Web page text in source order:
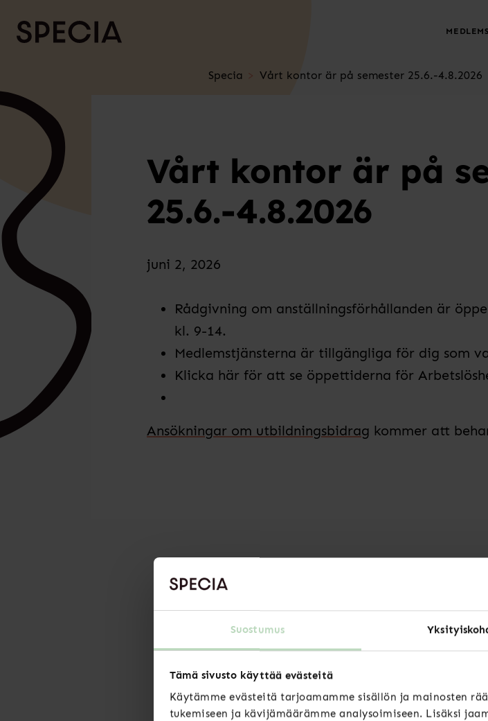
Suostumus
Tämä sivusto käyttää evästeitä
Käytämme evästeitä tarjoamamme sisällön ja mainosten
tukemiseen ja kävijämäärämme analysoimiseen. Lisäksi
Specia Vårt kontor är på semester 25.6.-4.8.2026
Vårt kontor är på
25.6.-4.8.2026
juni 2, 2026
Rådgivning om anställningsförhållanden är
kl. 9-14.
Medlemstjänsterna är tillgängliga för dig som
Klicka här för att se öppettiderna för
Ansökningar om utbildningsbidrag kommer att
Luitko jo